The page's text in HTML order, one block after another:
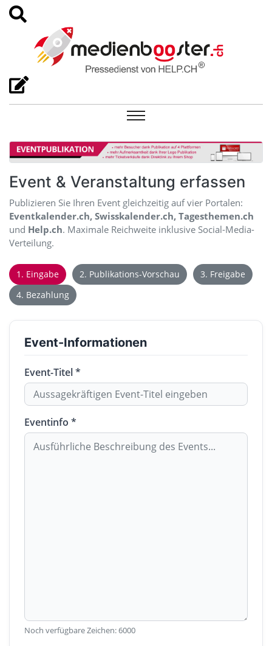
Event & Veranstaltung erfassen
Publizieren Sie Ihren Event gleichzeitig auf vier Portalen:
Eventkalender.ch, Swisskalender.ch, Tagesthemen.ch
und Help.ch. Maximale Reichweite inklusive Social-Media-
Verteilung.
1. Eingabe 2. Publikations-Vorschau
3. Freigabe
4. Bezahlung
Event-Informationen
Event-Titel *
Eventinfo *
Noch verfügbare Zeichen:6000